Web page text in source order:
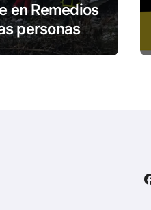
en Remedios
personas